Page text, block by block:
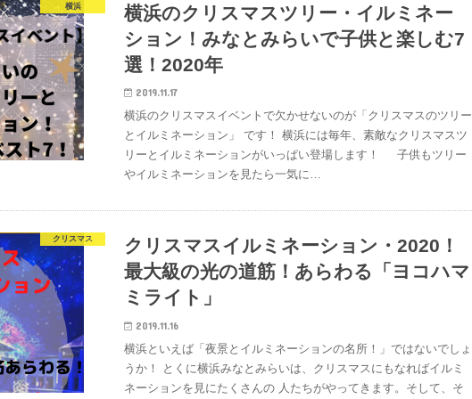
横浜
横浜のクリスマスツリー・イルミネー
ション！みなとみらいで子供と楽しむ7
選！2020年
2019.11.17
横浜のクリスマスイベントで欠かせないのが「クリスマスのツリー
とイルミネーション」 です！ 横浜には毎年、素敵なクリスマスツ
リーとイルミネーションがいっぱい登場します！ 子供もツリー
やイルミネーションを見たら一気に…
クリスマス
クリスマスイルミネーション・2020！
最大級の光の道筋！あらわる「ヨコハマ
ミライト」
2019.11.16
横浜といえば「夜景とイルミネーションの名所！」ではないでしょ
うか！ とくに横浜みなとみらいは、クリスマスにもなればイルミ
ネーションを見にたくさんの 人たちがやってきます。そして、そ